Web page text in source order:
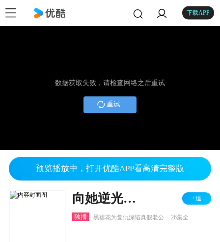
下载APP
数据获取失败，请检查网络之后重试
重试
预览播放中，打开优酷APP看高清完整版
向她逆光而来 +追
独播 黑莲花为复仇深陷真假老公 26集全